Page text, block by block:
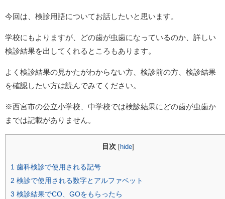
今回は、検診用語についてお話したいと思います。
学校にもよりますが、どの歯が虫歯になっているのか、詳しい
検診結果を出してくれるところもあります。
よく検診結果の見かたがわからない方、検診前の方、検診結果
を確認したい方は読んでみてください。
※西宮市の公立小学校、中学校では検診結果にどの歯が虫歯か
までは記載がありません。
目次 [hide]
1 歯科検診で使用される記号
2 検診で使用される数字とアルファベット
3 検診結果でCO、GOをもらったら